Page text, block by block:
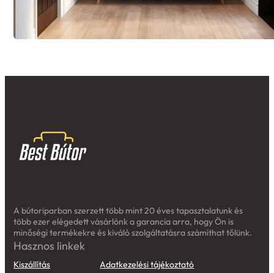
A bútoriparban szerzett több mint 20 éves tapasztalatunk és
több ezer elégedett vásárlónk a garancia arra, hogy Ön is
minőségi termékekre és kiváló szolgáltatásra számíthat tőlünk.
Hasznos linkek
Kiszállítás Adatkezelési tájékoztató